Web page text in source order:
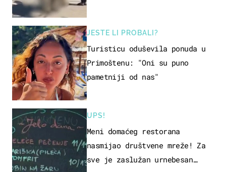
JESTE LI PROBALI?
Turisticu oduševila ponuda u
Primoštenu: "Oni su puno
pametniji od nas"
UPS!
Meni domaćeg restorana
nasmijao društvene mreže! Za
sve je zaslužan urnebesan